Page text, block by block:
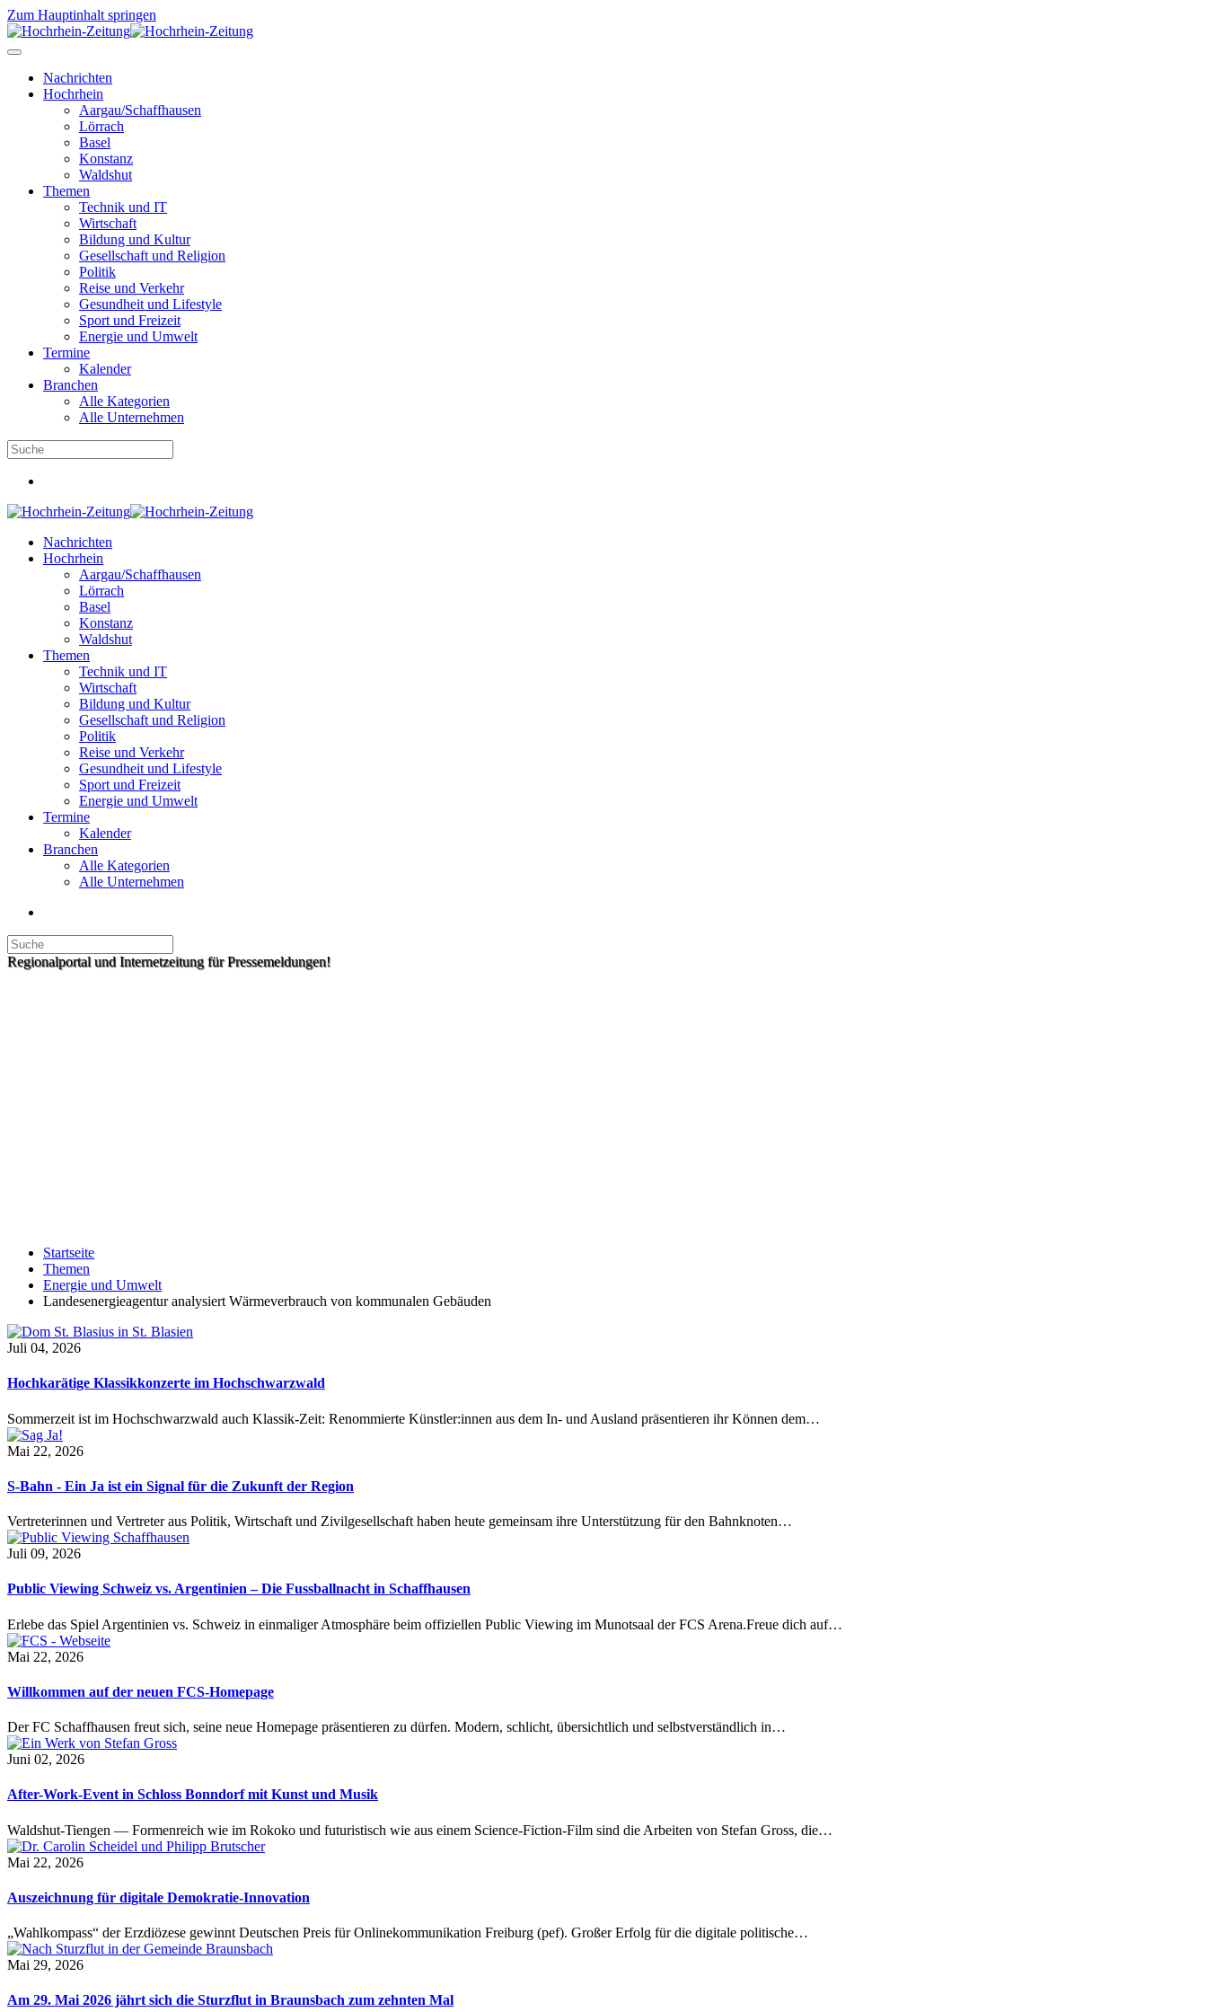
Zum Hauptinhalt springen
Nachrichten
Hochrhein
Aargau/Schaffhausen
Lörrach
Basel
Konstanz
Waldshut
Themen
Technik und IT
Wirtschaft
Bildung und Kultur
Gesellschaft und Religion
Politik
Reise und Verkehr
Gesundheit und Lifestyle
Sport und Freizeit
Energie und Umwelt
Termine
Kalender
Branchen
Alle Kategorien
Alle Unternehmen
Nachrichten
Hochrhein
Aargau/Schaffhausen
Lörrach
Basel
Konstanz
Waldshut
Themen
Technik und IT
Wirtschaft
Bildung und Kultur
Gesellschaft und Religion
Politik
Reise und Verkehr
Gesundheit und Lifestyle
Sport und Freizeit
Energie und Umwelt
Termine
Kalender
Branchen
Alle Kategorien
Alle Unternehmen
Regionalportal und Internetzeitung für Pressemeldungen!
Startseite
Themen
Energie und Umwelt
Landesenergieagentur analysiert Wärmeverbrauch von kommunalen Gebäuden
Juli 04, 2026
Hochkarätige Klassikkonzerte im Hochschwarzwald
Sommerzeit ist im Hochschwarzwald auch Klassik-Zeit: Renommierte Künstler:innen aus dem In- und Ausland präsentieren ihr Können dem…
Mai 22, 2026
S-Bahn - Ein Ja ist ein Signal für die Zukunft der Region
Vertreterinnen und Vertreter aus Politik, Wirtschaft und Zivilgesellschaft haben heute gemeinsam ihre Unterstützung für den Bahnknoten…
Juli 09, 2026
Public Viewing Schweiz vs. Argentinien – Die Fussballnacht in Schaffhausen
Erlebe das Spiel Argentinien vs. Schweiz in einmaliger Atmosphäre beim offiziellen Public Viewing im Munotsaal der FCS Arena.Freue dich auf…
Mai 22, 2026
Willkommen auf der neuen FCS-Homepage
Der FC Schaffhausen freut sich, seine neue Homepage präsentieren zu dürfen. Modern, schlicht, übersichtlich und selbstverständlich in…
Juni 02, 2026
After-Work-Event in Schloss Bonndorf mit Kunst und Musik
Waldshut-Tiengen — Formenreich wie im Rokoko und futuristisch wie aus einem Science-Fiction-Film sind die Arbeiten von Stefan Gross, die…
Mai 22, 2026
Auszeichnung für digitale Demokratie-Innovation
„Wahlkompass“ der Erzdiözese gewinnt Deutschen Preis für Onlinekommunikation Freiburg (pef). Großer Erfolg für die digitale politische…
Mai 29, 2026
Am 29. Mai 2026 jährt sich die Sturzflut in Braunsbach zum zehnten Mal